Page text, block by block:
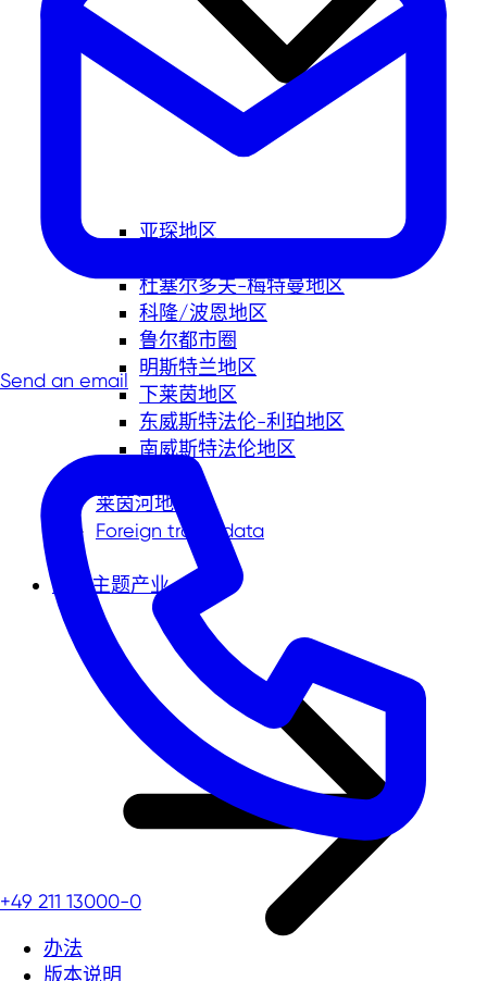
亚琛地区
杜塞尔多夫-梅特曼地区
科隆/波恩地区
鲁尔都市圈
明斯特兰地区
下莱茵地区
东威斯特法伦-利珀地区
南威斯特法伦地区
莱茵河地区
Foreign trade data
未来主题产业
Send an email
+49 211 13000-0
办法
版本说明